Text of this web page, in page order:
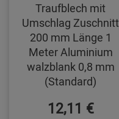
Traufblech mit
Umschlag Zuschnitt
200 mm Länge 1
Meter Aluminium
walzblank 0,8 mm
(Standard)
12,11 €